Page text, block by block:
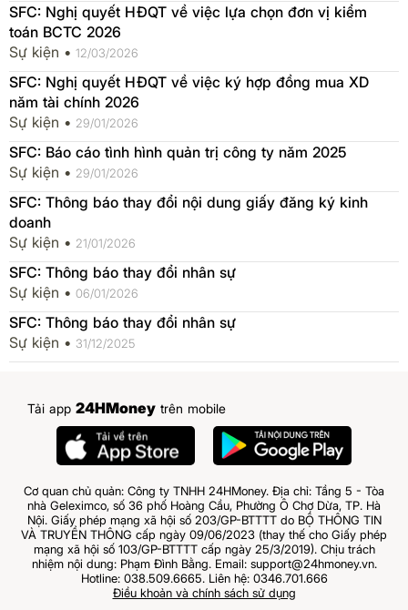
SFC: Nghị quyết HĐQT về việc lựa chọn đơn vị kiểm
toán BCTC 2026
Sự kiện • 12/03/2026
SFC: Nghị quyết HĐQT về việc ký hợp đồng mua XD
năm tài chính 2026
Sự kiện • 29/01/2026
SFC: Báo cáo tình hình quản trị công ty năm 2025
Sự kiện • 29/01/2026
SFC: Thông báo thay đổi nội dung giấy đăng ký kinh
doanh
Sự kiện • 21/01/2026
SFC: Thông báo thay đổi nhân sự
Sự kiện • 06/01/2026
SFC: Thông báo thay đổi nhân sự
Sự kiện • 31/12/2025
Tải app 24HMoney trên mobile
Cơ quan chủ quản: Công ty TNHH 24HMoney. Địa chỉ: Tầng 5 - Tòa
nhà Geleximco, số 36 phố Hoàng Cầu, Phường Ô Chợ Dừa, TP. Hà
Nội. Giấy phép mạng xã hội số 203/GP-BTTTT do BỘ THÔNG TIN
VÀ TRUYỀN THÔNG cấp ngày 09/06/2023 (thay thế cho Giấy phép
mạng xã hội số 103/GP-BTTTT cấp ngày 25/3/2019). Chịu trách
nhiệm nội dung: Phạm Đình Bằng. Email: support@24hmoney.vn.
Hotline: 038.509.6665. Liên hệ: 0346.701.666
Điều khoản và chính sách sử dụng